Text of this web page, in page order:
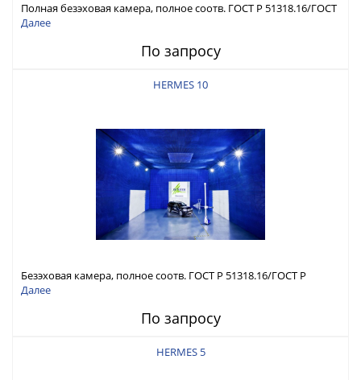
Полная безэховая камера, полное соотв. ГОСТ Р 51318.16/ГОСТ
Р 51317.4.3
Далее
По запросу
HERMES 10
Безэховая камера, полное соотв. ГОСТ Р 51318.16/ГОСТ Р
51317.4.3
Далее
По запросу
HERMES 5